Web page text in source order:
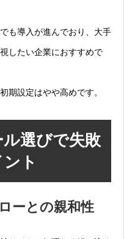
も導入が進んでおり、大手
したい企業におすすめで
期設定はやや高めです。
選びで失敗
ト
ーとの親和性